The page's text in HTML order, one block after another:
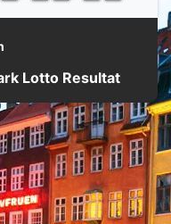
Lotto Resultat